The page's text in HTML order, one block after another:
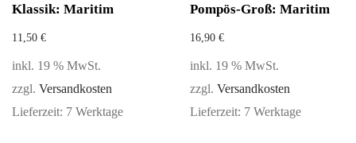
Klassik: Maritim
11,50 €
inkl. 19 % MwSt.
zzgl. Versandkosten
Lieferzeit: 7 Werktage
Pompös-Groß: Maritim
16,90 €
inkl. 19 % MwSt.
zzgl. Versandkosten
Lieferzeit: 7 Werktage